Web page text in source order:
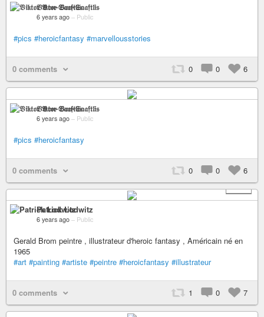
𝔙𝔦𝔨𝔱𝔬𝔯 𝔙𝔬𝔫-𝔖𝔞𝔞𝔣𝔱𝔩𝔦𝔰
6 years ago – Public
#pics #heroicfantasy #marvellousstories
0 comments 0 0 6
𝔙𝔦𝔨𝔱𝔬𝔯 𝔙𝔬𝔫-𝔖𝔞𝔞𝔣𝔱𝔩𝔦𝔰
6 years ago – Public
#pics #heroicfantasy
0 comments 0 0
6
+ 15
Patrick Lodwitz
6 years ago – Public
Gerald Brom peintre , illustrateur d'heroic fantasy , Américain né en
1965
#art #painting #artiste #peintre #heroicfantasy #illustrateur
0 comments 1 0 7